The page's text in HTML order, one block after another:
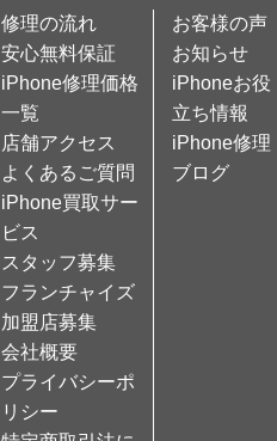
修理の流れ
安心無料保証
iPhone修理価格
一覧
店舗アクセス
よくあるご質問
iPhone買取サー
ビス
スタッフ募集
フランチャイズ
加盟店募集
会社概要
プライバシーポ
リシー
お客様の声
お知らせ
iPhoneお役
立ち情報
iPhone修理
ブログ